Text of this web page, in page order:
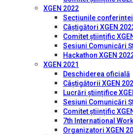
XGEN 2022
Secțiunile conferinței
Câștigători XGEN
Comitet științific
Sesiuni Comunicări
Hackathon XGEN
XGEN 2021
Deschiderea oficială
Câștigătorii XGEN
Lucrări științifice
Sesiuni Comunicări
Comitet științific
7th International
Organizatori XGEN